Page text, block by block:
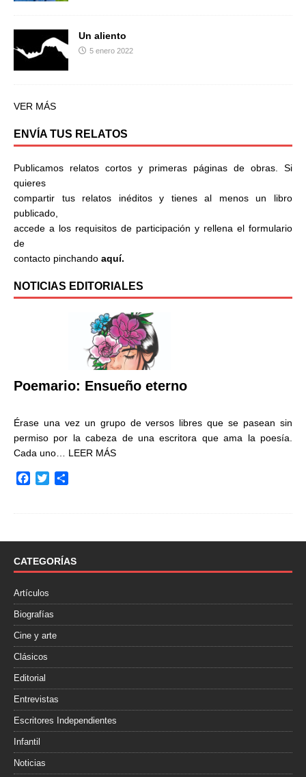
Un aliento
5 enero 2022
VER MÁS
ENVÍA TUS RELATOS
Publicamos relatos cortos y primeras páginas de obras. Si
quieres
compartir tus relatos inéditos y tienes al menos un libro
publicado,
accede a los requisitos de participación y rellena el formulario
de
contacto pinchando aquí.
NOTICIAS EDITORIALES
Poemario: Ensueño eterno
Érase una vez un grupo de versos libres que se pasean sin
permiso por la cabeza de una escritora que ama la poesía.
Cada uno… LEER MÁS
o
k
r
t
i
CATEGORÍAS
Artículos
Biografías
Cine y arte
Clásicos
Editorial
Entrevistas
Escritores Independientes
Infantil
Noticias